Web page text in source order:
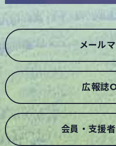
メール
広報誌
会員・支援